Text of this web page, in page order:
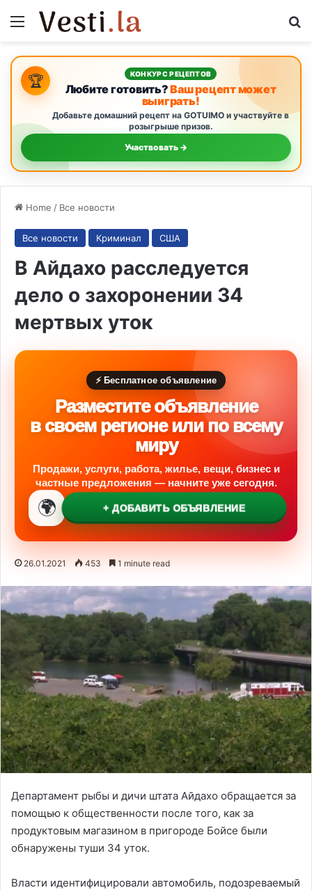
Menu
🏆 КОНКУРС РЕЦЕПТОВ
Любите готовить?Ваш рецепт может
выиграть!
Добавьте домашний рецепт на GOTUIMO и участвуйте в
розыгрыше призов.
Участвовать →
Home / Все новости
Все новости Криминал США
В Айдахо расследуется
дело о захоронении 34
мертвых уток
⚡ Бесплатное объявление
Разместите объявление
в своем регионе или по всему
миру
Продажи, услуги, работа, жилье, вещи, бизнес и
частные предложения — начните уже сегодня.
🌍 + ДОБАВИТЬ ОБЪЯВЛЕНИЕ
26.01.2021 453 1 minute read
Департамент рыбы и дичи штата Айдахо обращается за
помощью к общественности после того, как за
продуктовым магазином в пригороде Бойсе были
обнаружены туши 34 уток.
Власти идентифицировали автомобиль, подозреваемый